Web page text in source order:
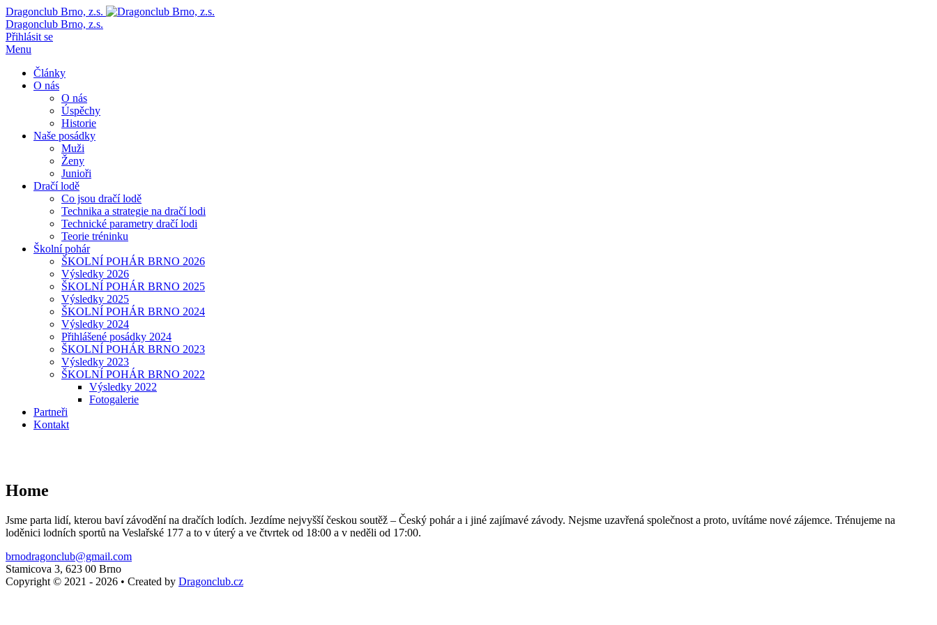
Dragonclub Brno, z.s.
Dragonclub Brno, z.s.
Přihlásit se
Menu
Články
O nás
O nás
Úspěchy
Historie
Naše posádky
Muži
Ženy
Junioři
Dračí lodě
Co jsou dračí lodě
Technika a strategie na dračí lodi
Technické parametry dračí lodi
Teorie tréninku
Školní pohár
ŠKOLNÍ POHÁR BRNO 2026
Výsledky 2026
ŠKOLNÍ POHÁR BRNO 2025
Výsledky 2025
ŠKOLNÍ POHÁR BRNO 2024
Výsledky 2024
Přihlášené posádky 2024
ŠKOLNÍ POHÁR BRNO 2023
Výsledky 2023
ŠKOLNÍ POHÁR BRNO 2022
Výsledky 2022
Fotogalerie
Partneři
Kontakt
Home
Jsme parta lidí, kterou baví závodění na dračích lodích. Jezdíme nejvyšší českou soutěž – Český pohár a i jiné zajímavé závody. Nejsme uzavřená společnost a proto, uvítáme nové zájemce. Trénujeme na
loděnici lodních sportů na Veslařské 177 a to v úterý a ve čtvrtek od 18:00 a v neděli od 17:00.
brnodragonclub@gmail.com
Stamicova 3, 623 00 Brno
Copyright © 2021 - 2026 • Created by Dragonclub.cz